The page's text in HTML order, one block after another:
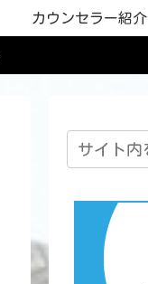
カウンセラー紹介